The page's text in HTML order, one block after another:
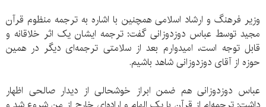
وزیر فرهنگ و ارشاد اسلامی همچنین با اشاره به ترجمه منظوم قرآن
مجید توسط عباس دوزدوزانی گفت: ترجمه ایشان یک اثر خلاقانه و
قابل توجه است، امیدوارم بعد از سلامتی ترجمه‌ای دیگر در همین
حوزه از آقای دوزدوزانی شاهد باشیم.
عباس دوزدوزانی هم ضمن ابراز خوشحالی از دیدار صالحی اظهار